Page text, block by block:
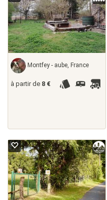
Montfey - aube, France
à partir de 8 €